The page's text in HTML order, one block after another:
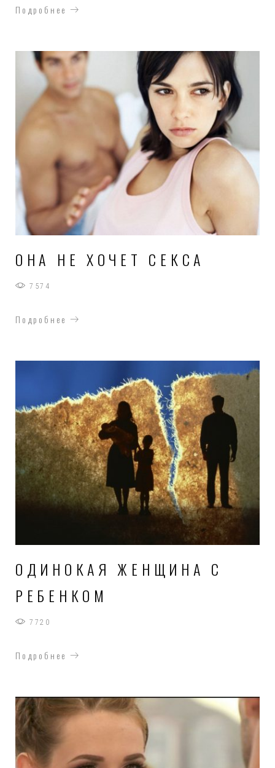
Подробнее
ОНА НЕ ХОЧЕТ СЕКСА
7574
Подробнее
ОДИНОКАЯ ЖЕНЩИНА С
РЕБЕНКОМ
7720
Подробнее